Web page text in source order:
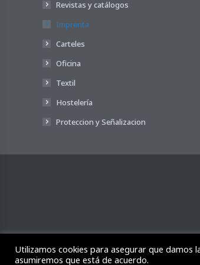
Revistas y catálogos
Imprenta
Carteles
Oficina
Textil
Hostelería
Proteccion y Señalizacion
Utilizamos cookies para asegurar que damos
asumiremos que está de acuerdo.